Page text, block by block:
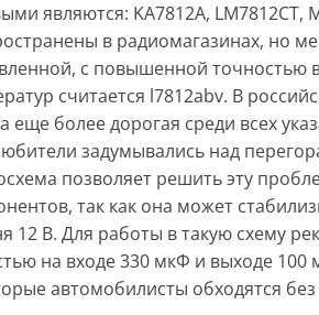
являются: KA7812A, LM7812CT,
в радиомагазинах, но
с повышенной точностью
считается l7812abv. В
еще более дорогая среди всех
задумывались над
позволяет решить эту
так как она может
12 В. Для работы в такую схему
на входе 330 мкФ и выходе 100
автомобилисты обходятся